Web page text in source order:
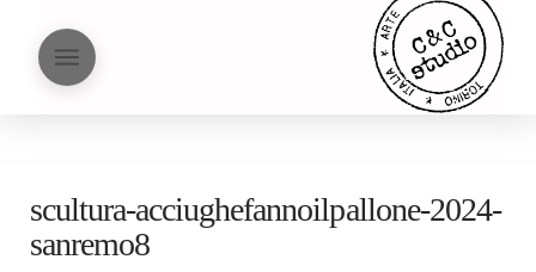
scultura-acciughefannoilpallone-2024-
sanremo8